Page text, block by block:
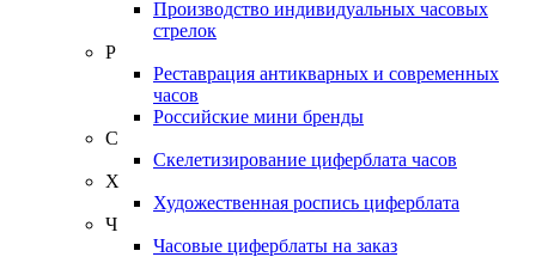
Производство индивидуальных часовых
стрелок
Р
Реставрация антикварных и современных
часов
Российские мини бренды
С
Скелетизирование циферблата часов
Х
Художественная роспись циферблата
Ч
Часовые циферблаты на заказ